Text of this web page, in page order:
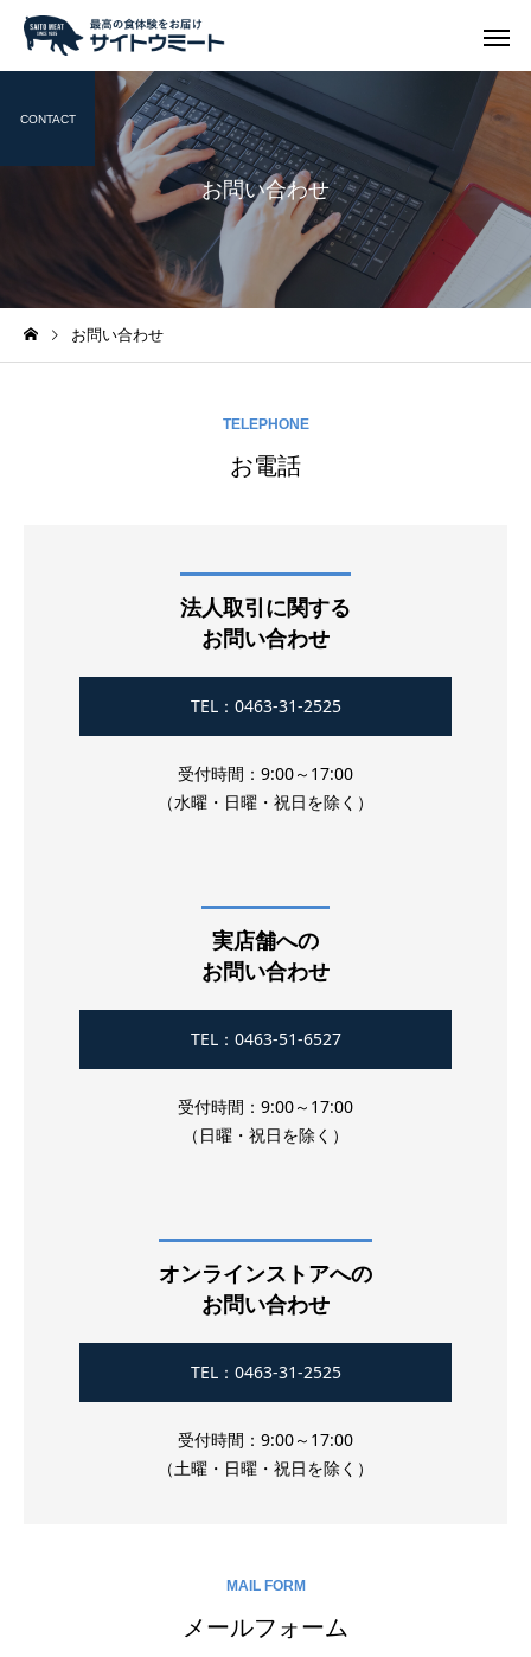
お問い合わせ
CONTACT
お問い合わせ
TELEPHONE
お電話
法人取引に関する
お問い合わせ
TEL：0463-31-2525
受付時間：9:00～17:00
（水曜・日曜・祝日を除く）
実店舗への
お問い合わせ
TEL：0463-51-6527
受付時間：9:00～17:00
（日曜・祝日を除く）
オンラインストアへの
お問い合わせ
TEL：0463-31-2525
受付時間：9:00～17:00
（土曜・日曜・祝日を除く）
MAIL FORM
メールフォーム